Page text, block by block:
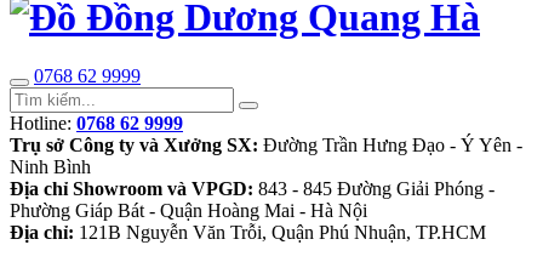
0768 62 9999
Hotline: 0768 62 9999
Trụ sở Công ty và Xưởng SX: Đường Trần Hưng Đạo - Ý Yên -
Ninh Bình
Địa chỉ Showroom và VPGD: 843 - 845 Đường Giải Phóng -
Phường Giáp Bát - Quận Hoàng Mai - Hà Nội
Địa chỉ: 121B Nguyễn Văn Trỗi, Quận Phú Nhuận, TP.HCM